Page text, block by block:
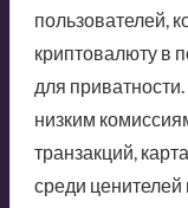
пользователей,
криптовалюту в
для
низким
транзакций,
среди